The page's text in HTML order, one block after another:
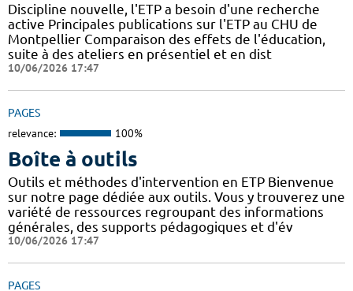
Discipline nouvelle, l'ETP a besoin d'une recherche
active Principales publications sur l'ETP au CHU de
Montpellier Comparaison des effets de l'éducation,
suite à des ateliers en présentiel et en dist
10/06/2026 17:47
PAGES
relevance: 100%
Boîte à outils
Outils et méthodes d'intervention en ETP Bienvenue
sur notre page dédiée aux outils. Vous y trouverez une
variété de ressources regroupant des informations
générales, des supports pédagogiques et d'év
10/06/2026 17:47
PAGES